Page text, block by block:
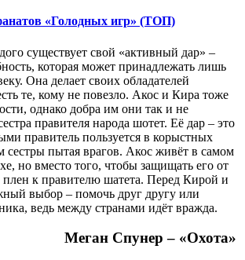
«Голодных игр» (ТОП)
существует свой «активный дар» –
которая может принадлежать лишь
Она делает своих обладателей
те, кому не повезло. Акос и Кира тоже
однако добра им они так и не
правителя народа шотет. Её дар – это
правитель пользуется в корыстных
сестры пытая врагов. Акос живёт в самом
но вместо того, чтобы защищать его от
плен к правителю шатета. Перед Кирой и
выбор – помочь друг другу или
ведь между странами идёт вражда.
Меган Спунер – «Охота»